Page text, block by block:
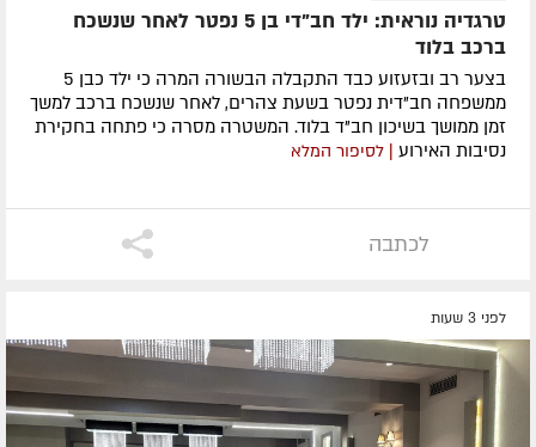
טרגדיה נוראית: ילד חב"די בן 5 נפטר לאחר שנשכח
ברכב בלוד
בצער רב ובזעזוע כבד התקבלה הבשורה המרה כי ילד כבן 5
ממשפחה חב"דית נפטר בשעת צהרים, לאחר שנשכח ברכב למשך
זמן ממושך בשיכון חב"ד בלוד. המשטרה מסרה כי פתחה בחקירת
נסיבות האירוע | לסיפור המלא
לכתבה
לפני 3 שעות